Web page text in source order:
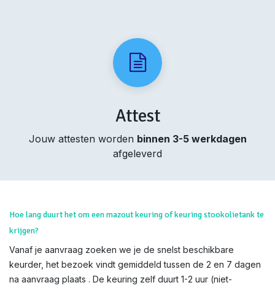
Attest
Jouw attesten worden binnen 3-5 werkdagen
afgeleverd
Hoe lang duurt het om een mazout keuring of keuring stookolietank te
krijgen?
Vanaf je aanvraag zoeken we je de snelst beschikbare
keurder, het bezoek vindt gemiddeld tussen de 2 en 7 dagen
na aanvraag plaats . De keuring zelf duurt 1-2 uur (niet-